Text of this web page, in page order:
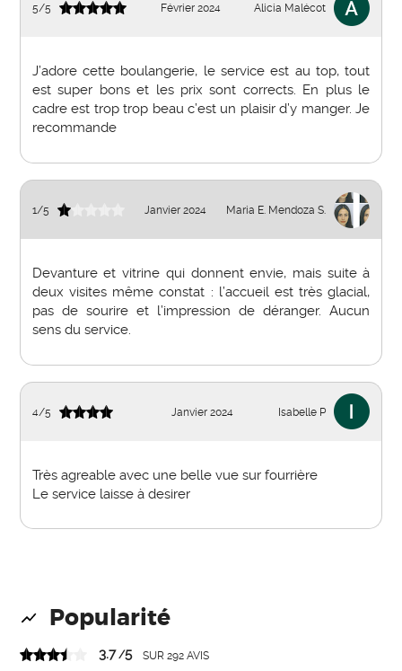
5/5 Février 2024 Alicia Malécot
J’adore cette boulangerie, le service est au top, tout
est super bons et les prix sont corrects. En plus le
cadre est trop trop beau c’est un plaisir d’y manger. Je
recommande
1/5 Janvier 2024 Maria E. Mendoza S.
Devanture et vitrine qui donnent envie, mais suite à
deux visites même constat : l’accueil est très glacial,
pas de sourire et l’impression de déranger. Aucun
sens du service.
4/5 Janvier 2024 Isabelle P
Très agreable avec une belle vue sur fourrière
Le service laisse à desirer
Popularité
3.7/5 SUR292 AVIS